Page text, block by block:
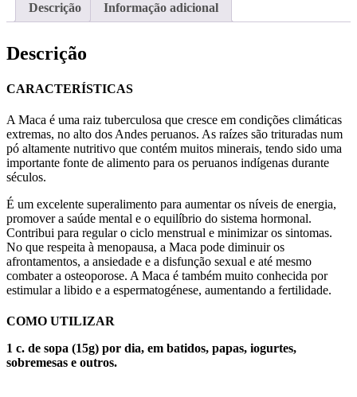
Descrição Informação adicional
Descrição
CARACTERÍSTICAS
A Maca é uma raiz tuberculosa que cresce em condições climáticas
extremas, no alto dos Andes peruanos. As raízes são trituradas num
pó altamente nutritivo que contém muitos minerais, tendo sido uma
importante fonte de alimento para os peruanos indígenas durante
séculos.
É um excelente superalimento para aumentar os níveis de energia,
promover a saúde mental e o equilíbrio do sistema hormonal.
Contribui para regular o ciclo menstrual e minimizar os sintomas.
No que respeita à menopausa, a Maca pode diminuir os
afrontamentos, a ansiedade e a disfunção sexual e até mesmo
combater a osteoporose. A Maca é também muito conhecida por
estimular a libido e a espermatogénese, aumentando a fertilidade.
COMO UTILIZAR
1 c. de sopa (15g) por dia, em batidos, papas, iogurtes,
sobremesas e outros.